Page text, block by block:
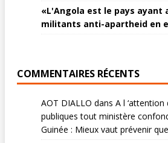
«L'Angola est le pays ayant
militants anti-apartheid en
COMMENTAIRES RÉCENTS
AOT DIALLO dans A l
publiques tout ministère
Guinée : Mieux vaut prévenir